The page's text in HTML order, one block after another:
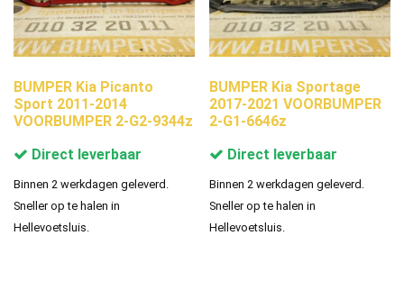
BUMPER Kia Picanto
Sport 2011-2014
VOORBUMPER 2-G2-9344z
Direct leverbaar
Binnen 2 werkdagen geleverd.
Sneller op te halen in
Hellevoetsluis.
BUMPER Kia Sportage
2017-2021 VOORBUMPER
2-G1-6646z
Direct leverbaar
Binnen 2 werkdagen geleverd.
Sneller op te halen in
Hellevoetsluis.